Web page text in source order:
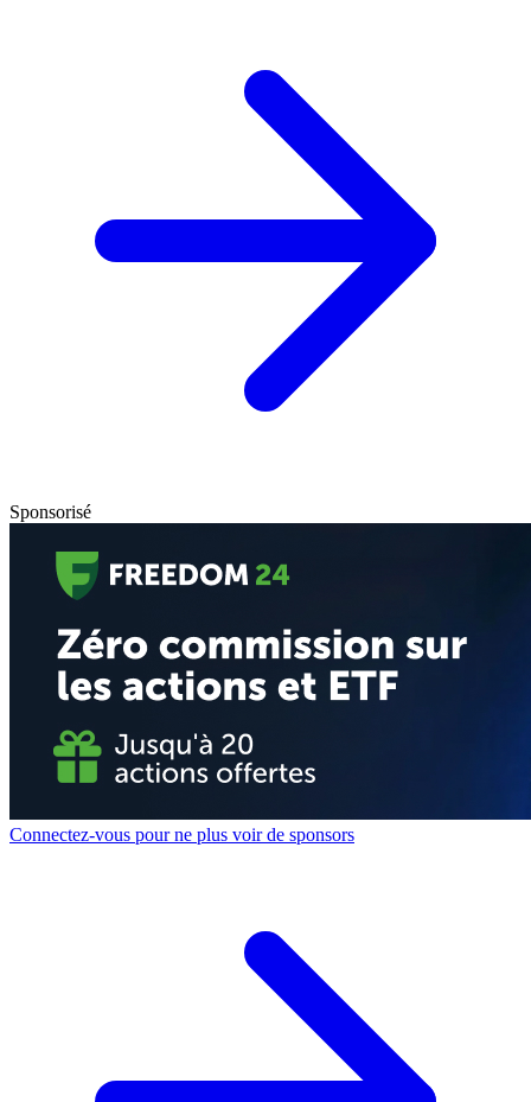
Sponsorisé
Connectez-vous pour ne plus voir de sponsors